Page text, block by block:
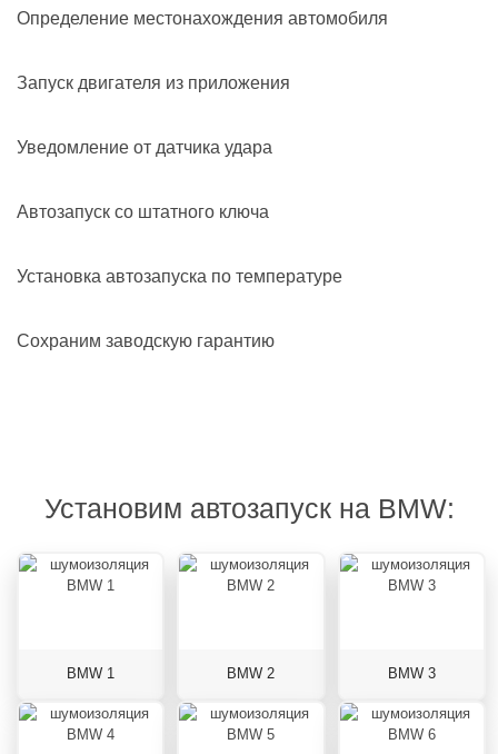
Определение местонахождения автомобиля
Запуск двигателя из приложения
Уведомление от датчика удара
Автозапуск со штатного ключа
Установка автозапуска по температуре
Сохраним заводскую гарантию
Установим автозапуск на BMW:
BMW 1 BMW 2 BMW 3